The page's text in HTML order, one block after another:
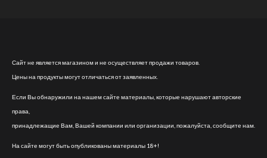
Сайт не является магазином и не осуществляет продажи товаров.
Цены на продукты могут отличаться от заявленных.
Если Вы обнаружили на нашем сайте материалы, которые нарушают авторские
права,
принадлежащие Вам, Вашей компании или организации, пожалуйста, сообщите нам.
На сайте могут быть опубликованы материалы 18+!